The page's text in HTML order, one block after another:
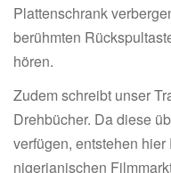
Plattenschrank
berühmten
hören.
Zudem schreibt unser
Drehbücher. Da diese
verfügen, entstehen
nigerianischen